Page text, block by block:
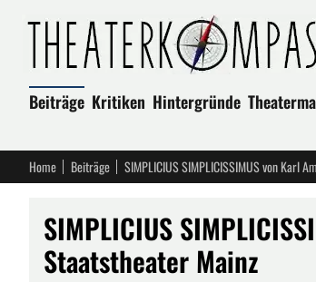
Beiträge Kritiken Hintergründe
Home Beiträge SIMPLICIUS SIMPLICISSIMUS von Karl
SIMPLICIUS
Staatstheater Mainz